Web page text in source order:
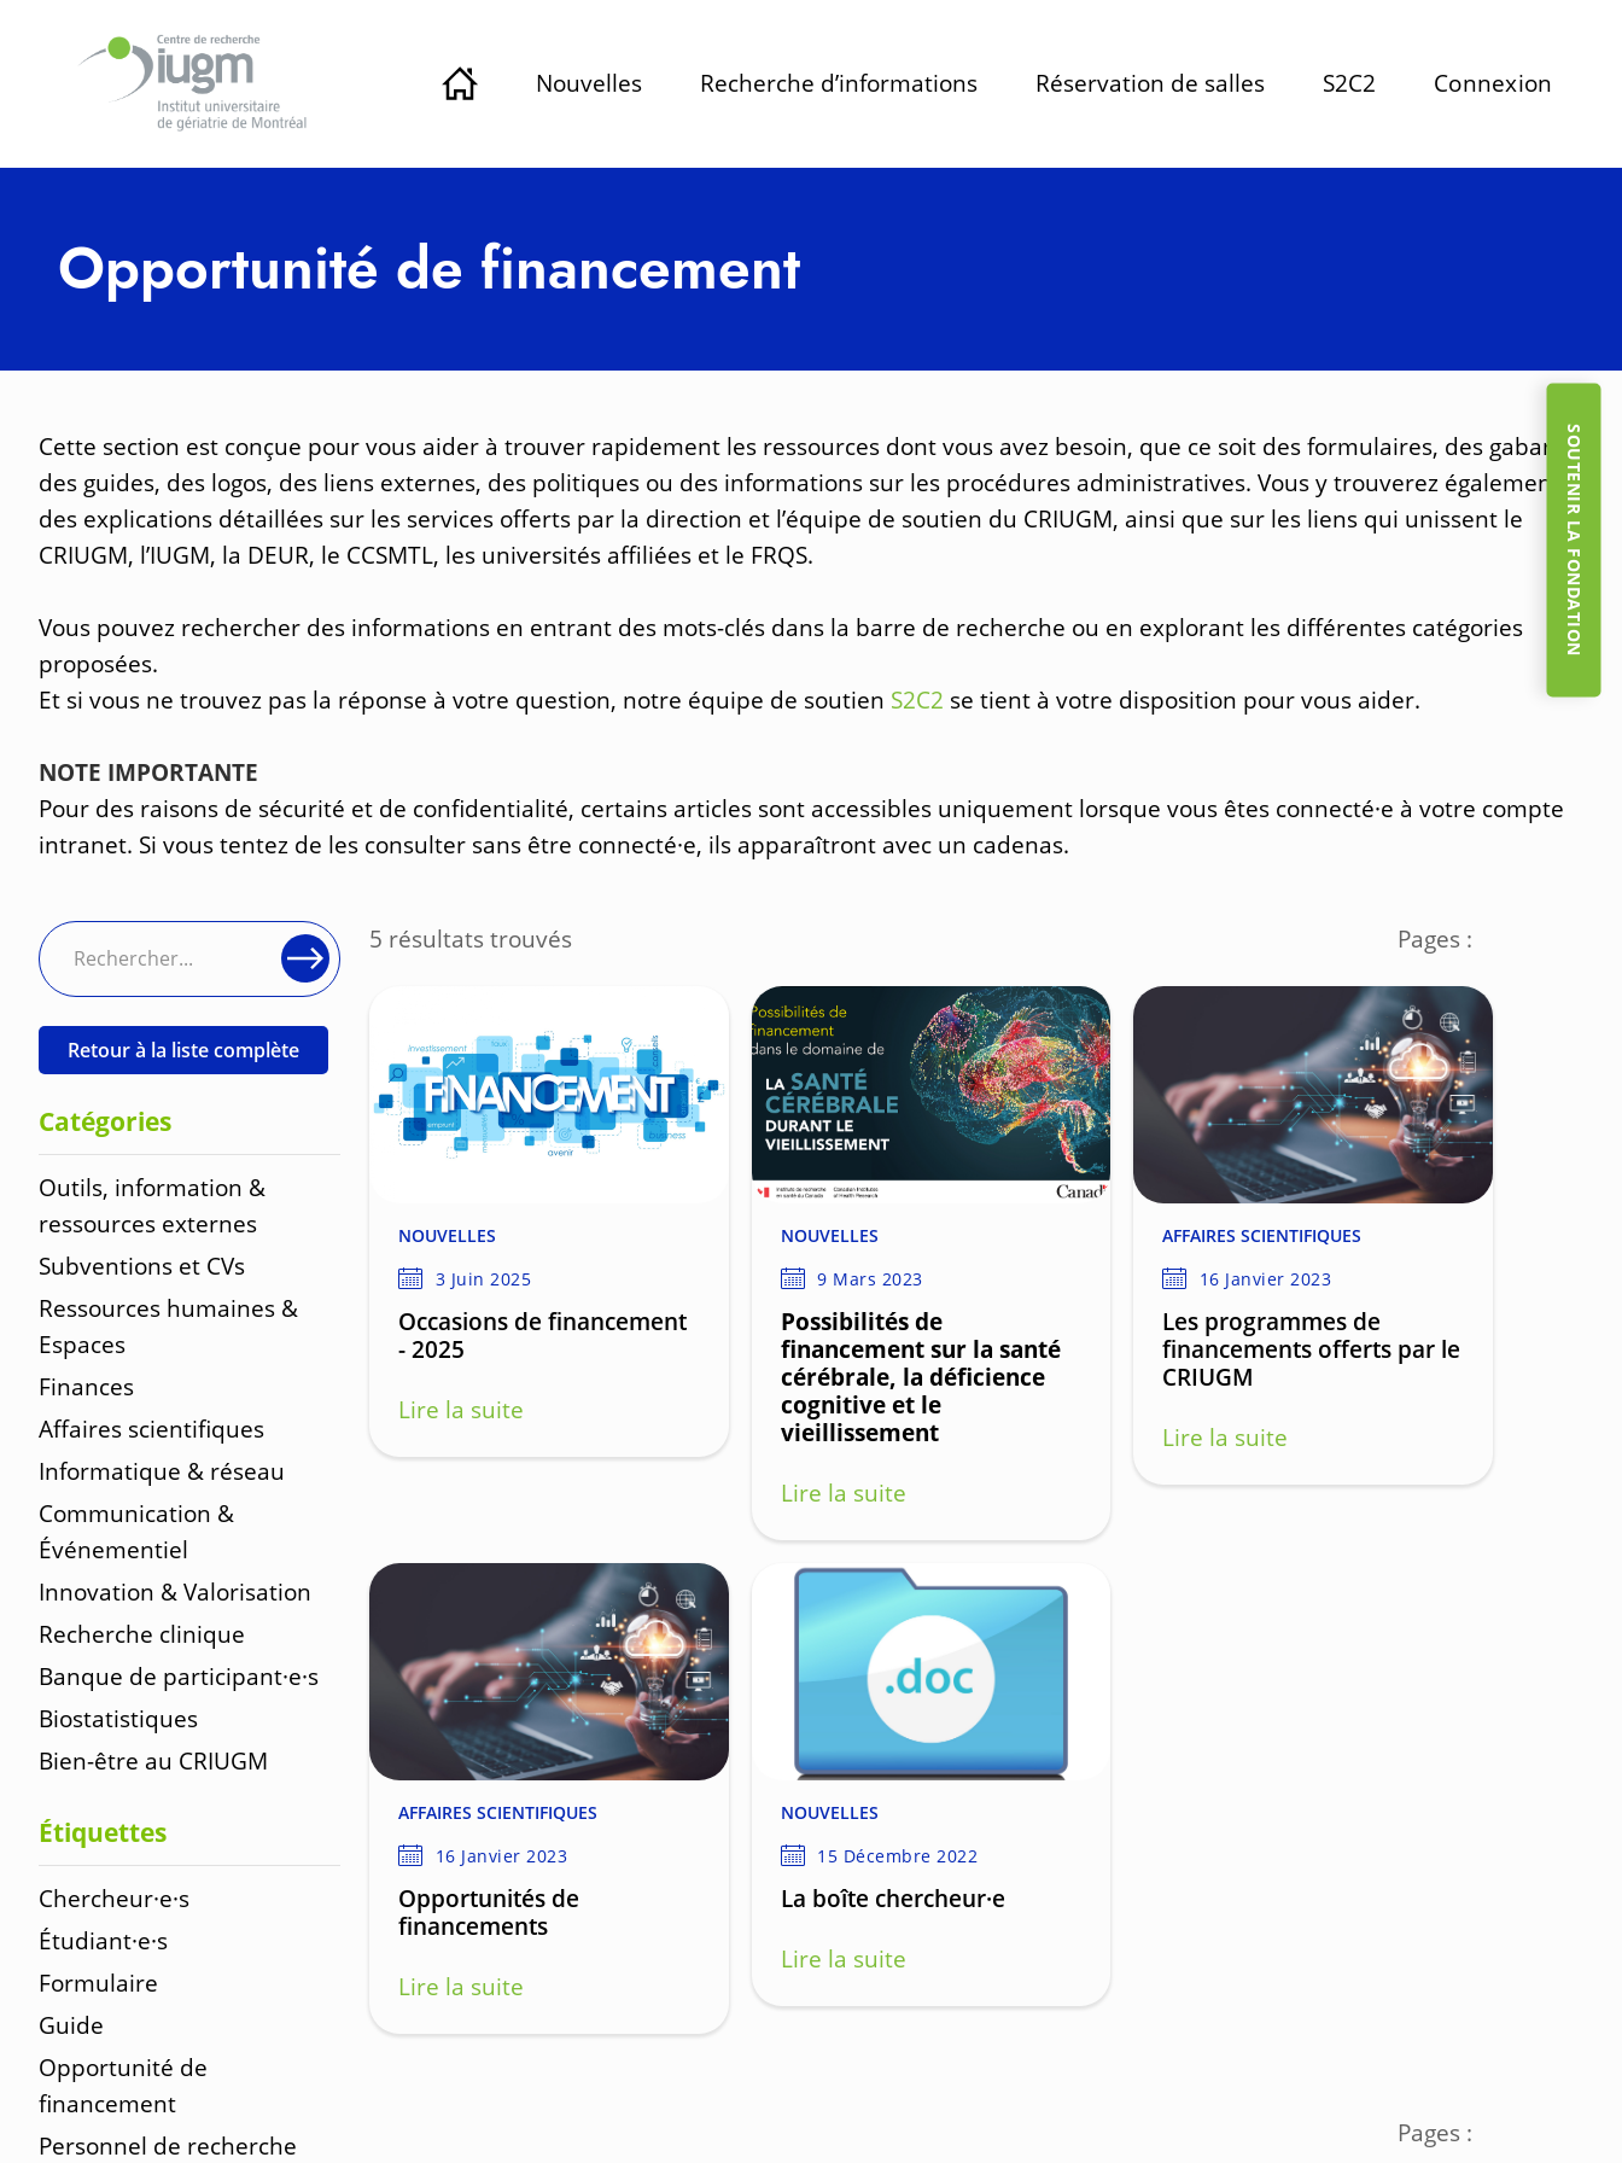
SOUTENIR LA FONDATION
Nouvelles Recherche d’informations Réservation de salles S2C2 Connexion
Opportunité de financement
Cette section est conçue pour vous aider à trouver rapidement les ressources dont vous avez besoin, que ce soit des formulaires, des gabarits,
des guides, des logos, des liens externes, des politiques ou des informations sur les procédures administratives. Vous y trouverez également
des explications détaillées sur les services offerts par la direction et l’équipe de soutien du CRIUGM, ainsi que sur les liens qui unissent le
CRIUGM, l’IUGM, la DEUR, le CCSMTL, les universités affiliées et le FRQS.
Vous pouvez rechercher des informations en entrant des mots-clés dans la barre de recherche ou en explorant les différentes catégories
proposées.
Et si vous ne trouvez pas la réponse à votre question, notre équipe de soutien S2C2 se tient à votre disposition pour vous aider.
NOTE IMPORTANTE
Pour des raisons de sécurité et de confidentialité, certains articles sont accessibles uniquement lorsque vous êtes connecté·e à votre compte
intranet. Si vous tentez de les consulter sans être connecté·e, ils apparaîtront avec un cadenas.
Retour à la liste complète
Catégories
Outils, information &
ressources externes
Subventions et CVs
Ressources humaines &
Espaces
Finances
Affaires scientifiques
Informatique & réseau
Communication &
Événementiel
Innovation & Valorisation
Recherche clinique
Banque de participant·e·s
Biostatistiques
Bien-être au CRIUGM
Étiquettes
Chercheur·e·s
Étudiant·e·s
Formulaire
Guide
Opportunité de
financement
Personnel de recherche
5 résultats trouvés Pages :
NOUVELLES
3 Juin 2025
Occasions de financement
- 2025
Lire la suite
NOUVELLES
9 Mars 2023
Possibilités de
financement sur la santé
cérébrale, la déficience
cognitive et le
vieillissement
Lire la suite
AFFAIRES SCIENTIFIQUES
16 Janvier 2023
Les programmes de
financements offerts par le
CRIUGM
Lire la suite
AFFAIRES SCIENTIFIQUES
16 Janvier 2023
Opportunités de
financements
Lire la suite
NOUVELLES
15 Décembre 2022
La boîte chercheur·e
Lire la suite
Pages :